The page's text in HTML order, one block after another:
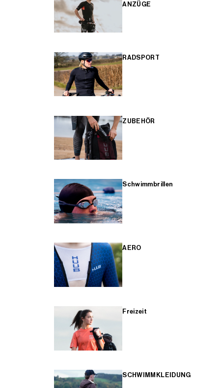
ANZÜGE
RADSPORT
ZUBEHÖR
Schwimmbrillen
AERO
Freizeit
SCHWIMMKLEIDUNG